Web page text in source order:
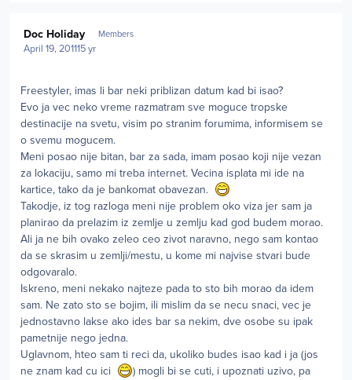
Doc Holiday Members
April 19, 201115 yr
Freestyler, imas li bar neki priblizan datum kad bi isao?
Evo ja vec neko vreme razmatram sve moguce tropske
destinacije na svetu, visim po stranim forumima, informisem se
o svemu mogucem.
Meni posao nije bitan, bar za sada, imam posao koji nije vezan
za lokaciju, samo mi treba internet. Vecina isplata mi ide na
kartice, tako da je bankomat obavezan.
Takodje, iz tog razloga meni nije problem oko viza jer sam ja
planirao da prelazim iz zemlje u zemlju kad god budem morao.
Ali ja ne bih ovako zeleo ceo zivot naravno, nego sam kontao
da se skrasim u zemlji/mestu, u kome mi najvise stvari bude
odgovaralo.
Iskreno, meni nekako najteze pada to sto bih morao da idem
sam. Ne zato sto se bojim, ili mislim da se necu snaci, vec je
jednostavno lakse ako ides bar sa nekim, dve osobe su ipak
pametnije nego jedna.
Uglavnom, hteo sam ti reci da, ukoliko budes isao kad i ja (jos
ne znam kad cu ici
) mogli bi se cuti, i upoznati uzivo, pa